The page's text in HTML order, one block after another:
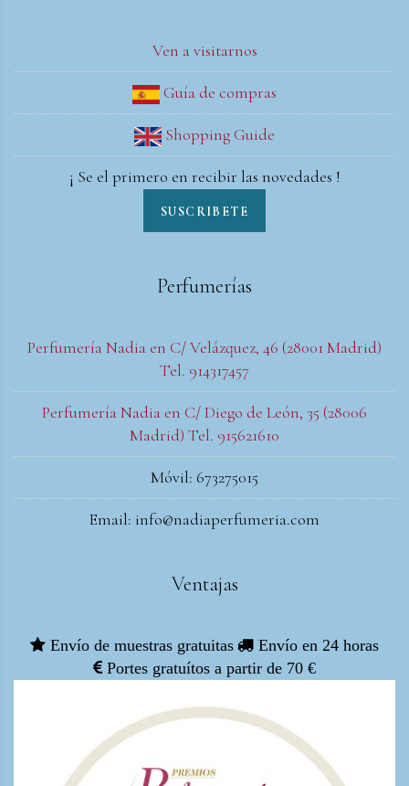
Ven a visitarnos
Guía de compras
Shopping Guide
¡ Se el primero en recibir las novedades !
SUSCRIBETE
Perfumerías
Perfumería Nadia en C/ Velázquez, 46 (28001 Madrid)
Tel. 914317457
Perfumería Nadia en C/ Diego de León, 35 (28006
Madrid) Tel. 915621610
Móvil: 673275015
Email: info@nadiaperfumeria.com
Ventajas
Envío de muestras gratuitas
Envío en 24 horas
Portes gratuítos a partir de 70 €